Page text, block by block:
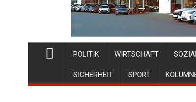
POLITIK WIRTSCHAFT
SICHERHEIT SPORT